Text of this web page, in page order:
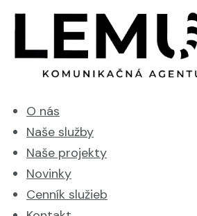
O nás
Naše služby
Naše projekty
Novinky
Cenník služieb